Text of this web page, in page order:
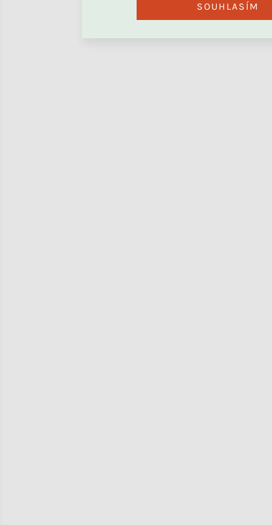
SOUHLASÍM